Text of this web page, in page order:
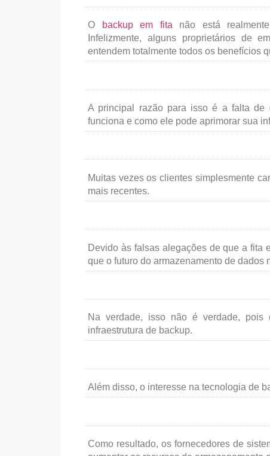
O backup em fita não está
Infelizmente, alguns proprietários de
entendem totalmente todos os benefícios
A principal razão para isso é a falta de
funciona e como ele pode aprimorar sua
Muitas vezes os clientes simplesmente
mais recentes.
Devido às falsas alegações de que a fita
que o futuro do armazenamento de dados
Na verdade, isso não é verdade, pois
infraestrutura de backup.
Além disso, o interesse na tecnologia de
Como resultado, os fornecedores de